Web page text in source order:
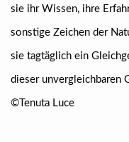
sie ihr Wissen, ihre
sonstige Zeichen der
sie tagtäglich ein
dieser unvergleichbaren
© Tenuta Luce